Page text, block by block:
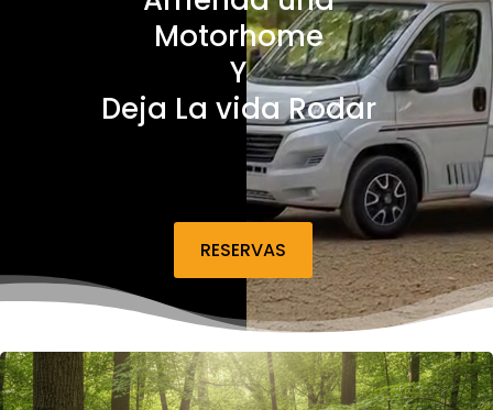
Motorhome
Y
Deja La vida Rodar
RESERVAS